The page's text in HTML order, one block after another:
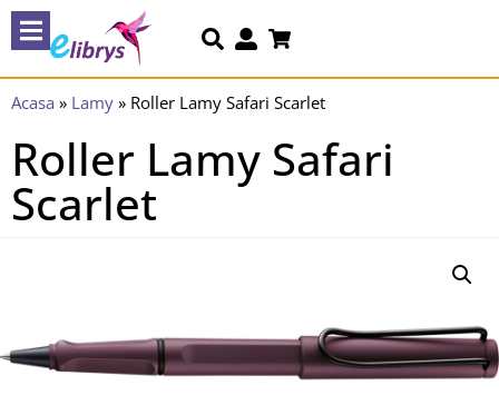
Acasa » Lamy » Roller Lamy Safari Scarlet
Roller Lamy Safari
Scarlet